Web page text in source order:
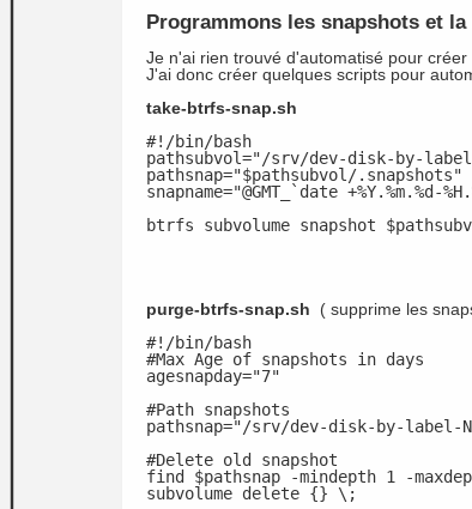
Programmons les snapshots et
Je n'ai rien trouvé d'automatisé pour
J'ai donc créer quelques scripts pour
take-btrfs-snap.sh
#!/bin/bash
pathsubvol="/srv/dev-disk-by-label-
pathsnap="$pathsubvol/.snapshots"
snapname="@GMT_`date +%Y.%m.%d-
btrfs subvolume snapshot
purge-btrfs-snap.sh ( supprime les
#!/bin/bash
#Max Age of snapshots in days
agesnapday="7"
#Path snapshots
pathsnap="/srv/dev-disk-by-label-
#Delete old snapshot
find $pathsnap -mindepth 1 -
subvolume delete {} \;